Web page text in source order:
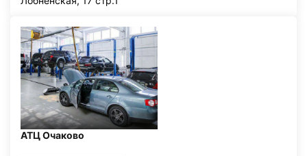
АТЦ Очаково